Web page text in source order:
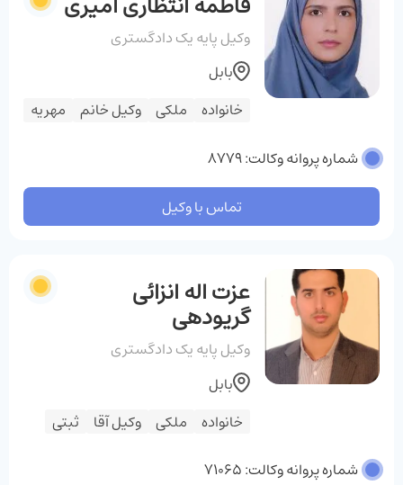
وکیل پایه یک دادگستری
خانواده ملکی وکیل خانم مهریه
بابل
شماره پروانه وکالت: 8779
تماس با وکیل
عزت اله انزائی
گریودهی
وکیل پایه یک دادگستری
خانواده ملکی وکیل آقا ثبتی
بابل
شماره پروانه وکالت: 71065